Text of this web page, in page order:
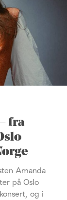
fra
Amanda
på Oslo
og i